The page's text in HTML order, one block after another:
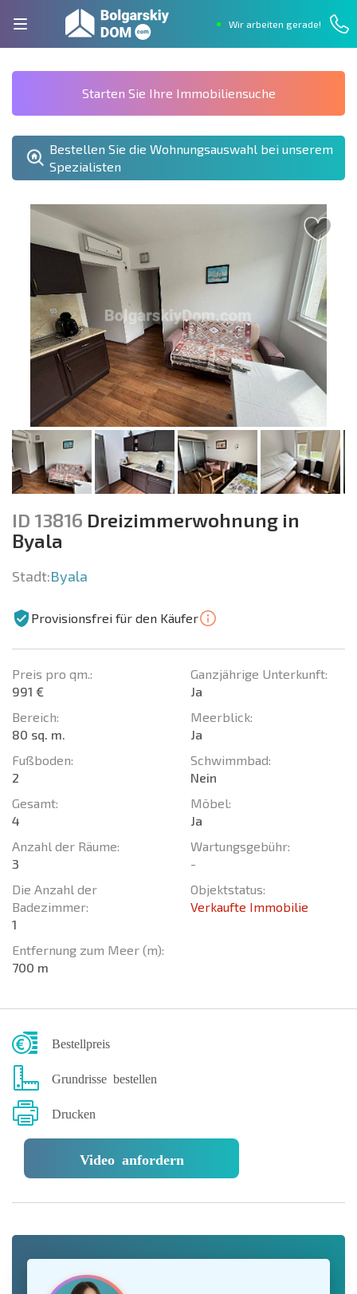
Wir arbeiten gerade!
Starten Sie Ihre Immobiliensuche
Bestellen Sie die Wohnungsauswahl bei unserem
Spezialisten
ID 13816 Dreizimmerwohnung in
Byala
Stadt:Byala
Provisionsfrei für den Käufer
Preis pro qm.:
991 €
Bereich:
80 sq. m.
Fußboden:
2
Gesamt:
4
Anzahl der Räume:
3
Die Anzahl der
Badezimmer:
1
Entfernung zum Meer (m):
700 m
Ganzjährige Unterkunft:
Ja
Meerblick:
Ja
Schwimmbad:
Nein
Möbel:
Ja
Wartungsgebühr:
-
Objektstatus:
Verkaufte Immobilie
Bestellpreis
Grundrisse bestellen
Drucken
Video anfordern